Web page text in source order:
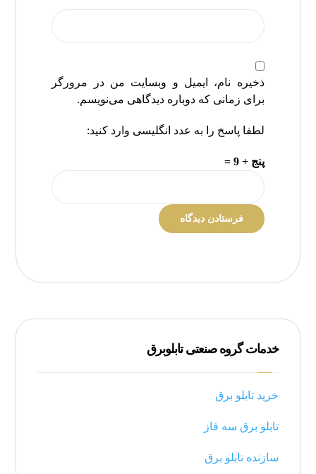
ذخیره نام، ایمیل و وبسایت من در مرورگر
برای زمانی که دوباره دیدگاهی می‌نویسم.
لطفا پاسخ را به عدد انگلیسی وارد کنید:
پنج + 9 =
خدمات گروه صنعتی تابلوبرق
خرید تابلو برق
تابلو برق سه فاز
سازنده تابلو برق